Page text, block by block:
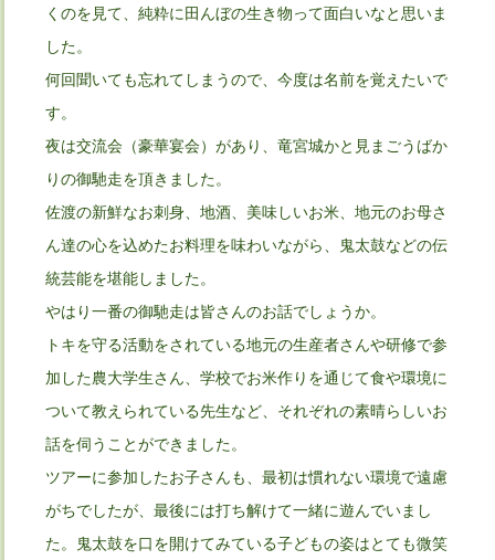
くのを見て、純粋に田んぼの生き物って面白いなと思いま
した。
何回聞いても忘れてしまうので、今度は名前を覚えたいで
す。
夜は交流会（豪華宴会）があり、竜宮城かと見まごうばか
りの御馳走を頂きました。
佐渡の新鮮なお刺身、地酒、美味しいお米、地元のお母さ
ん達の心を込めたお料理を味わいながら、鬼太鼓などの伝
統芸能を堪能しました。
やはり一番の御馳走は皆さんのお話でしょうか。
トキを守る活動をされている地元の生産者さんや研修で参
加した農大学生さん、学校でお米作りを通じて食や環境に
ついて教えられている先生など、それぞれの素晴らしいお
話を伺うことができました。
ツアーに参加したお子さんも、最初は慣れない環境で遠慮
がちでしたが、最後には打ち解けて一緒に遊んでいまし
た。鬼太鼓を口を開けてみている子どもの姿はとても微笑